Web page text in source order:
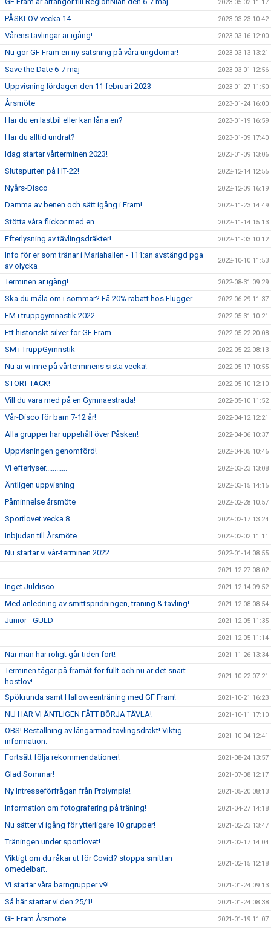
2023-05-02 11:17
PÅSKLOV vecka 14 2023-03-23 10:42
Vårens tävlingar är igång! 2023-03-16 12:00
Nu gör GF Fram en ny satsning på våra ungdomar! 2023-03-13 13:21
Save the Date 6-7 maj 2023-03-01 12:56
Uppvisning lördagen den 11 februari 2023 2023-01-27 11:50
Årsmöte 2023-01-24 16:00
Har du en lastbil eller kan låna en? 2023-01-19 16:59
Har du alltid undrat? 2023-01-09 17:40
Idag startar vårterminen 2023! 2023-01-09 13:06
Slutspurten på HT-22! 2022-12-14 12:55
Nyårs-Disco 2022-12-09 16:19
Damma av benen och sätt igång i Fram! 2022-11-23 14:49
Stötta våra flickor med en......... 2022-11-14 15:13
Efterlysning av tävlingsdräkter! 2022-11-03 10:12
Info för er som tränar i Mariahallen - 111:an avstängd pga
av olycka
2022-10-10 11:53
Terminen är igång! 2022-08-31 09:29
Ska du måla om i sommar? Få 20% rabatt hos Flügger. 2022-06-29 11:37
EM i truppgymnastik 2022 2022-05-31 10:21
Ett historiskt silver för GF Fram 2022-05-22 20:08
SM i TruppGymnstik 2022-05-22 08:13
Nu är vi inne på vårterminens sista vecka! 2022-05-17 10:55
STORT TACK! 2022-05-10 12:10
Vill du vara med på en Gymnaestrada! 2022-05-10 11:52
Vår-Disco för barn 7-12 år! 2022-04-12 12:21
Alla grupper har uppehåll över Påsken! 2022-04-06 10:37
Uppvisningen genomförd! 2022-04-05 10:46
Vi efterlyser............ 2022-03-23 13:08
Äntligen uppvisning 2022-03-15 14:15
Påminnelse årsmöte 2022-02-28 10:57
Sportlovet vecka 8 2022-02-17 13:24
Inbjudan till Årsmöte 2022-02-02 11:11
Nu startar vi vår-terminen 2022 2022-01-14 08:55
2021-12-27 08:02
Inget Juldisco 2021-12-14 09:52
Med anledning av smittspridningen, träning & tävling! 2021-12-08 08:54
Junior - GULD 2021-12-05 11:35
2021-12-05 11:14
När man har roligt går tiden fort! 2021-11-26 13:34
Terminen tågar på framåt för fullt och nu är det snart
höstlov!
2021-10-22 07:21
Spökrunda samt Halloweenträning med GF Fram! 2021-10-21 16:23
NU HAR VI ÄNTLIGEN FÅTT BÖRJA TÄVLA! 2021-10-11 17:10
OBS! Beställning av långärmad tävlingsdräkt! Viktig
information.
2021-10-04 12:41
Fortsätt följa rekommendationer! 2021-08-24 13:57
Glad Sommar! 2021-07-08 12:17
Ny Intresseförfrågan från Prolympia! 2021-05-20 08:13
Information om fotografering på träning! 2021-04-27 14:18
Nu sätter vi igång för ytterligare 10 grupper! 2021-02-23 13:47
Träningen under sportlovet! 2021-02-17 14:04
Viktigt om du råkar ut för Covid? stoppa smittan
omedelbart.
2021-02-15 12:18
Vi startar våra barngrupper v9! 2021-01-24 09:13
Så här startar vi den 25/1! 2021-01-24 08:38
GF Fram Årsmöte 2021-01-19 11:07